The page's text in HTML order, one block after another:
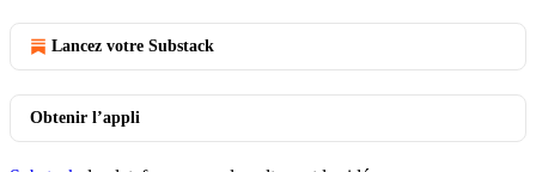
Lancez votre Substack
Obtenir l’appli